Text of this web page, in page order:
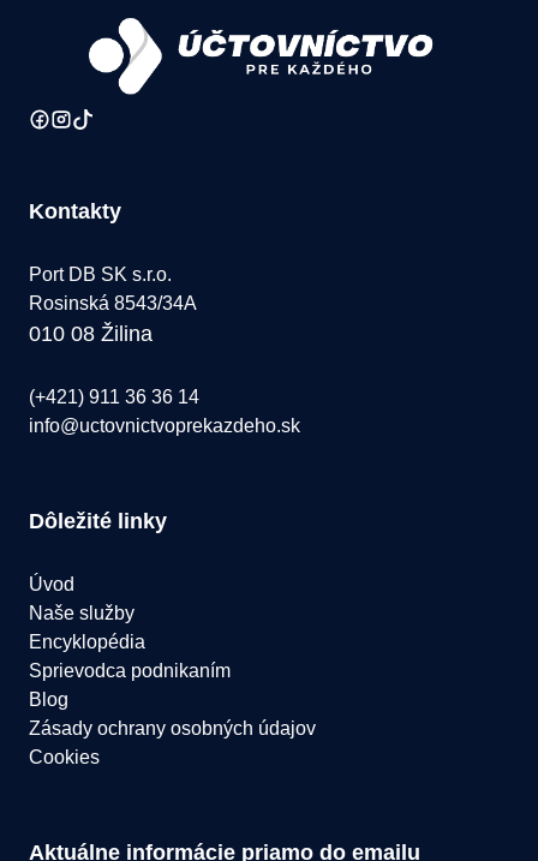
Kontakty
Port DB SK s.r.o.
Rosinská 8543/34A
010 08 Žilina
(+421) 911 36 36 14
info@uctovnictvoprekazdeho.sk
Dôležité linky
Úvod
Naše služby
Encyklopédia
Sprievodca podnikaním
Blog
Zásady ochrany osobných údajov
Cookies
Aktuálne informácie priamo do emailu